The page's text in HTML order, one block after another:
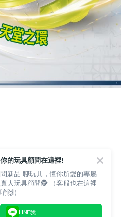
你的玩具顧問在這裡!
問新品 聊玩具，懂你所愛的專屬
真人玩具顧問🕵️ （客服也在這裡
唷🙌）
LINE我